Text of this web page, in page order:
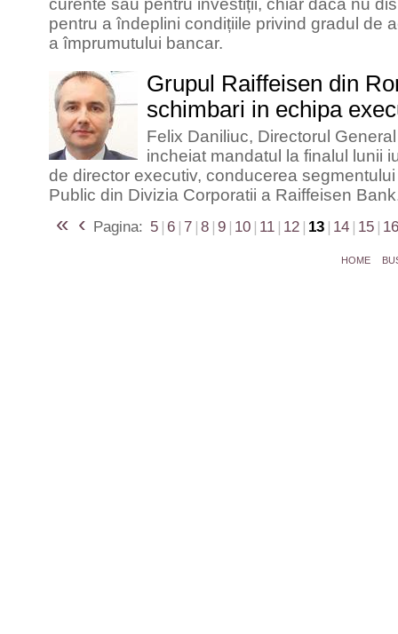
curente sau pentru investiții, chiar dacă nu
pentru a îndeplini condițiile privind gradul de
a împrumutului bancar.
Grupul Raiffeisen din
schimbari in echipa
Felix Daniliuc, Directorul
incheiat mandatul la finalul lunii
de director executiv, conducerea
Public din Divizia Corporatii a Raiffeisen
« ‹ Pagina: 5 | 6 | 7 | 8 | 9 | 10 | 11 | 12 | 13 | 14 | 15 | 16
HOME